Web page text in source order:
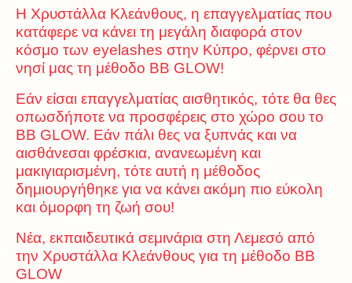
Η Χρυστάλλα Κλεάνθους, η επαγγελματίας που
κατάφερε να κάνει τη μεγάλη διαφορά στον
κόσμο των eyelashes στην Κύπρο, φέρνει στο
νησί μας τη μέθοδο BB GLOW!
Εάν είσαι επαγγελματίας αισθητικός, τότε θα θες
οπωσδήποτε να προσφέρεις στο χώρο σου το
BB GLOW. Εάν πάλι θες να ξυπνάς και να
αισθάνεσαι φρέσκια, ανανεωμένη και
μακιγιαρισμένη, τότε αυτή η μέθοδος
δημιουργήθηκε για να κάνει ακόμη πιο εύκολη
και όμορφη τη ζωή σου!
Νέα, εκπαιδευτικά σεμινάρια στη Λεμεσό από
την Χρυστάλλα Κλεάνθους για τη μέθοδο BB
GLOW